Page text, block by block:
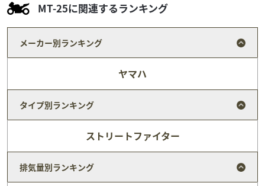
MT-25に関連するランキング
メーカー別ランキング
ヤマハ
タイプ別ランキング
ストリートファイター
排気量別ランキング